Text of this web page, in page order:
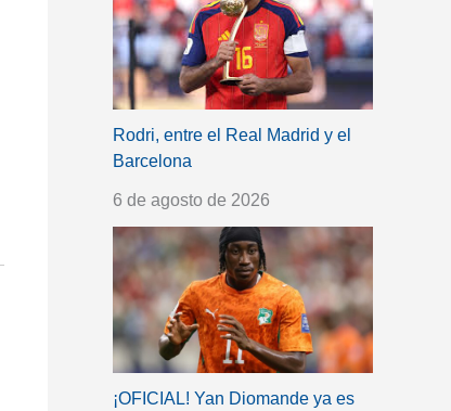
Rodri, entre el Real Madrid y el
Barcelona
6 de agosto de 2026
¡OFICIAL! Yan Diomande ya es